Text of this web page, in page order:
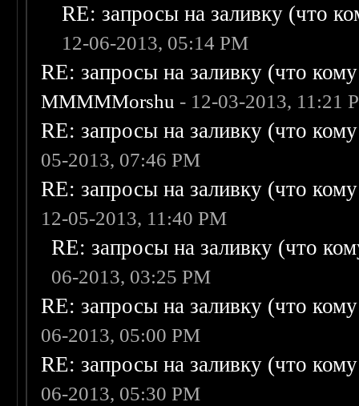
RE: запросы на заливку (что
12-06-2013, 05:14 PM
RE: запросы на заливку (что
MMMMMorshu - 12-03-2013, 11:21
RE: запросы на заливку (что
05-2013, 07:46 PM
RE: запросы на заливку (что
12-05-2013, 11:40 PM
RE: запросы на заливку (что
06-2013, 03:25 PM
RE: запросы на заливку (что
06-2013, 05:00 PM
RE: запросы на заливку (что
06-2013, 05:30 PM